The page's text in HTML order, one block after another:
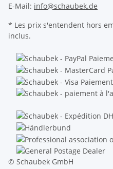
E-Mail: info@schaubek.de
* Les prix s'entendent hors
inclus.
© Schaubek GmbH